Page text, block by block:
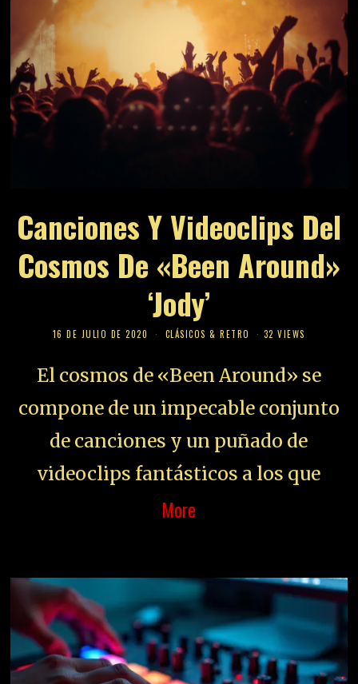
Canciones Y Videoclips Del
Cosmos De «Been Around»
‘Jody’
16 DE JULIO DE 2020 CLÁSICOS & RETRO 32 VIEWS
El cosmos de «Been Around» se
compone de un impecable conjunto
de canciones y un puñado de
videoclips fantásticos a los que
More